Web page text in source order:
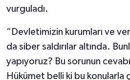
vurguladı.
“Devletimizin kurumları ve
da siber saldırılar altında.
yapıyoruz? Bu sorunun
Hükümet belli ki bu konularla